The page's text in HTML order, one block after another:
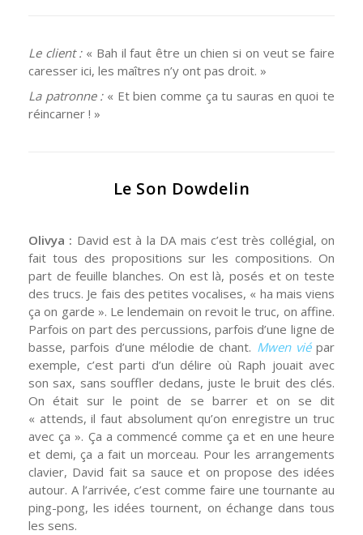
Le client :« Bah il faut être un chien si on veut se faire
caresser ici, les maîtres n’y ont pas droit. »
La patronne :« Et bien comme ça tu sauras en quoi te
réincarner ! »
Le Son Dowdelin
Olivya : David est à la DA mais c’est très collégial, on
fait tous des propositions sur les compositions. On
part de feuille blanches. On est là, posés et on teste
des trucs. Je fais des petites vocalises, « ha mais viens
ça on garde ». Le lendemain on revoit le truc, on affine.
Parfois on part des percussions, parfois d’une ligne de
basse, parfois d’une mélodie de chant. Mwen viépar
exemple, c’est parti d’un délire où Raph jouait avec
son sax, sans souffler dedans, juste le bruit des clés.
On était sur le point de se barrer et on se dit
« attends, il faut absolument qu’on enregistre un truc
avec ça ». Ça a commencé comme ça et en une heure
et demi, ça a fait un morceau. Pour les arrangements
clavier, David fait sa sauce et on propose des idées
autour. A l’arrivée, c’est comme faire une tournante au
ping-pong, les idées tournent, on échange dans tous
les sens.